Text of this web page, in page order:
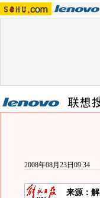
2008年08月23日09:34
来源：